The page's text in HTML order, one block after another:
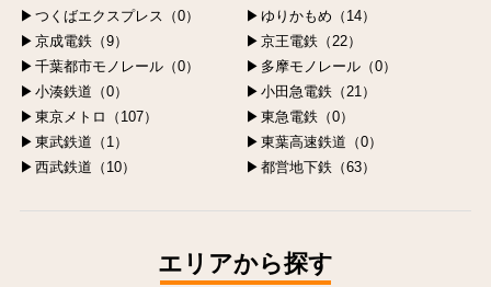
つくばエクスプレス（0）
ゆりかもめ（14）
京成電鉄（9）
京王電鉄（22）
千葉都市モノレール（0）
多摩モノレール（0）
小湊鉄道（0）
小田急電鉄（21）
東京メトロ（107）
東急電鉄（0）
東武鉄道（1）
東葉高速鉄道（0）
西武鉄道（10）
都営地下鉄（63）
エリアから探す